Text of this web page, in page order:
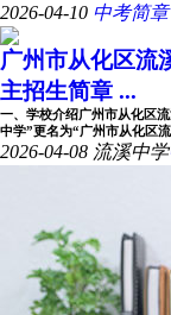
2026-04-10 中考简章
广州市从化区流
主招生简章 ...
一、学校介绍广州市从化区
中学”更名为“广州市从化区
2026-04-08 流溪中学